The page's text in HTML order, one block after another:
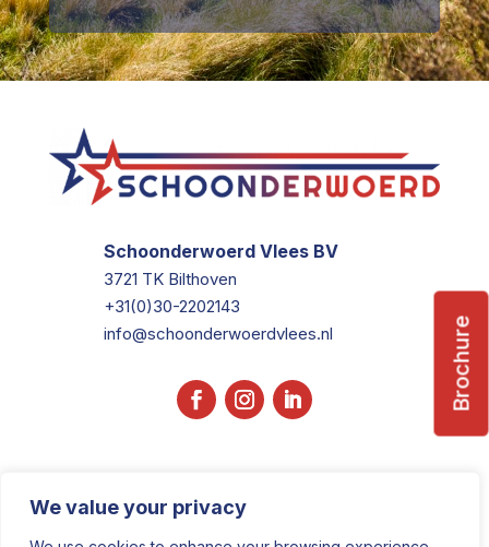
We value your privacy
Schoonderwoerd Vlees BV
3721 TK Bilthoven
+31(0)30-2202143
info@schoonderwoerdvlees.nl
Brochure